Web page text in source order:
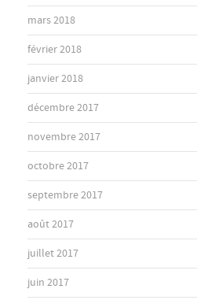
mars 2018
février 2018
janvier 2018
décembre 2017
novembre 2017
octobre 2017
septembre 2017
août 2017
juillet 2017
juin 2017